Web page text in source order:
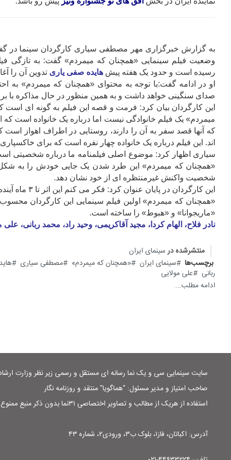
به گزارش خبرگزاری مهر مصطفی سیاری کارگردان سینما در
وضعیت فیلم سینمایی «همچنان که میمردم» گفت: به تازگی
رسیده است و حدود یک هفته پیش هایده صفی یاری تدوین آن را
او در ادامه گفت:با توجه به محتوای «همچنان که میمردم» به
صدای سنگینی خواهد داشت و به همین منظور در حال مذاکره با
این کارگردان بیان کرد: فرمت و قصه این فیلم به گونه ای
میمردم» یک فیلم خانوادگی نیست اما درباره یک خانواده است
که آنها قصد سفر به آن را دارند، روستایی در اطراف اهواز است
اند. این فیلم درباره یک خانواده چهار نفره است که برای
سیاری اظهار کرد: موضوع اصلی فیلمنامه ما درباره شخصیتی
«همچنان که میمردم» این طرد شدن یک جایی خودش را به شکل
شخصیت واکنش غیرمنتظره ای از خود نشان دهد.
این کارگردان در پایان عنوان کرد: فکر می کنم این اثر تا ۳ ماه آینده آماده نمایش شود.
«همچنان که میمردم» اولین فیلم سینمایی این کارگردان
«ماریجوانا» و «هبوط» را ساخته است.
نادر فلاح، الهام کردا، مجید آقاکریمی، وحید راد، محمد ربانی، علی
منتشرشده در سینمای ایران
برچسب‌ها
سینمای ایران «همچنان که میمردم» مصطفی سیاری
ربانی
علی مولایی
ادامه مطلب...
سایت سینمایی سی و یک نما رسانه ای مستقل و رسمی زیر نظر وزارت
صاحب امتیاز و مدیر مسئول: "هماگویا" منتقد و روزنامه نگار
استفاده از هریک از مطالب و تصاویر اختصاصی ۳۱نما بدون ذکر منبع ممنوع است
آدرس: اکباتان، فاز۱، بلوک ب۳، ورودی۲، شماره ۴۳